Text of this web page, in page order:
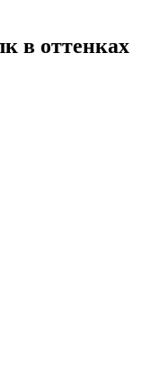
в оттенках